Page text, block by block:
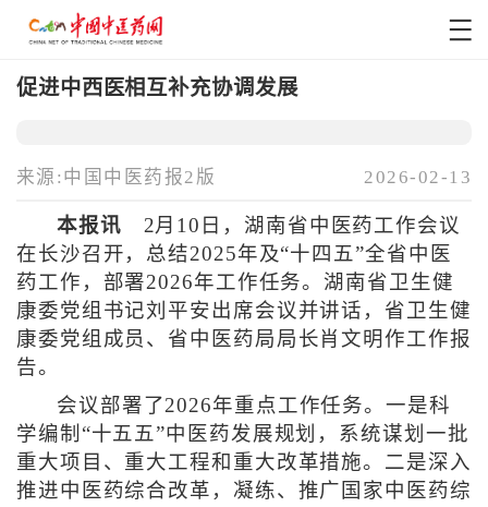
促进中西医相互补充协调发展
来源:中国中医药报2版 2026-02-13
本报讯 2月10日，湖南省中医药工作会议
在长沙召开，总结2025年及“十四五”全省中医
药工作，部署2026年工作任务。湖南省卫生健
康委党组书记刘平安出席会议并讲话，省卫生健
康委党组成员、省中医药局局长肖文明作工作报
告。
会议部署了2026年重点工作任务。一是科
学编制“十五五”中医药发展规划，系统谋划一批
重大项目、重大工程和重大改革措施。二是深入
推进中医药综合改革，凝练、推广国家中医药综